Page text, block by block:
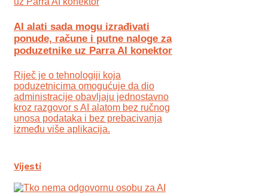
AI alati sada mogu izrađivati
ponude, račune i putne naloge za
poduzetnike uz Parra AI konektor
Riječ je o tehnologiji koja
poduzetnicima omogućuje da dio
administracije obavljaju jednostavno
kroz razgovor s AI alatom bez ručnog
unosa podataka i bez prebacivanja
između više aplikacija.
Vijesti